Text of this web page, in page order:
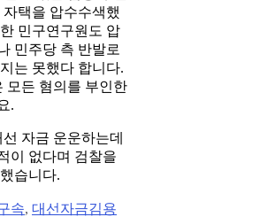
택을 압수수색했
민구연구원도 압
민주당 측 반발로
는 못했다 합니다.
모든 혐의를 부인한
.
자금 운운하는데
이 없다며 검찰을
습니다.
속, 대선자금김용